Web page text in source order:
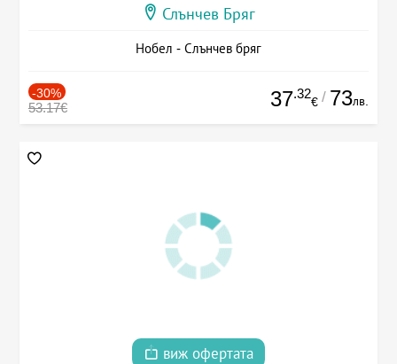
Слънчев Бряг
Нобел - Слънчев бряг
-30%
53.17€ 37.32
€ / 73лв.
виж офертата